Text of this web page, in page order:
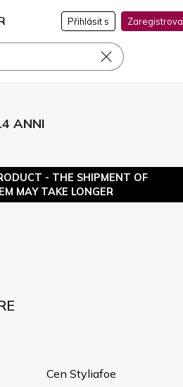
Přihlásit s Zaregistrova
ANNI
- THE SHIPMENT OF
MAY TAKE LONGER
Cen Styliafoe